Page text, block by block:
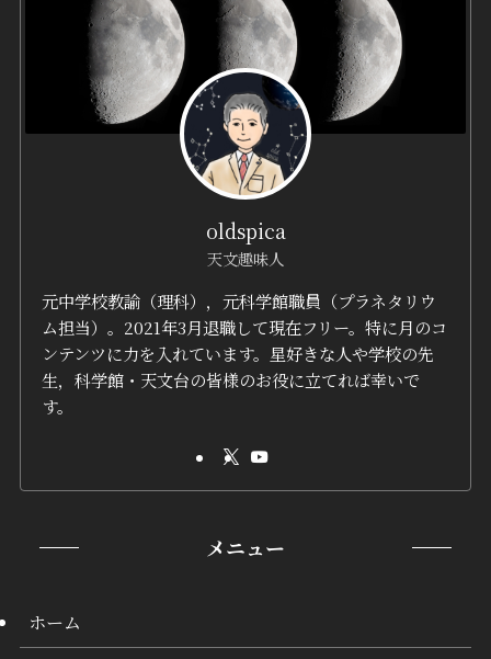
oldspica
天文趣味人
元中学校教諭（理科），元科学館職員（プラネタリウ
ム担当）。2021年3月退職して現在フリー。特に月のコ
ンテンツに力を入れています。星好きな人や学校の先
生，科学館・天文台の皆様のお役に立てれば幸いで
す。
メニュー
ホーム